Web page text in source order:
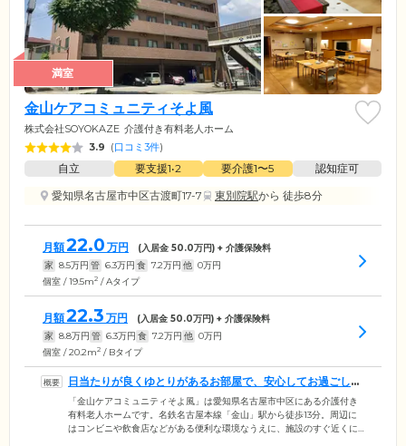
満室
金山ケアコミュニティそよ風
株式会社SOYOKAZE 介護付き有料老人ホーム
3.9 (口コミ3件)
自立 要支援1•2 要介護1〜5
認知症可
愛知県名古屋市中区古渡町17-7
東別院駅から 徒歩8分
月額22.0 万円 (入居金 50.0万円) + 介護保険料
家 8.5万円 管 6.3万円 食 7.2万円 他 0万円
個室 / 19.5m2 / Aタイプ
月額22.3 万円 (入居金 50.0万円) + 介護保険料
家 8.8万円 管 6.3万円 食 7.2万円 他 0万円
個室 / 20.2m2 / Bタイプ
日当たりが良くゆとりがあるお部屋で、安心してお過ごしい
ただけます
「金山ケアコミュニティそよ風」は愛知県名古屋市中区にある介護付き
有料老人ホームです。名鉄名古屋本線「金山」駅から徒歩13分。周辺に
はコンビニや飲食店などがある便利な環境なうえに、施設のすぐ近くに